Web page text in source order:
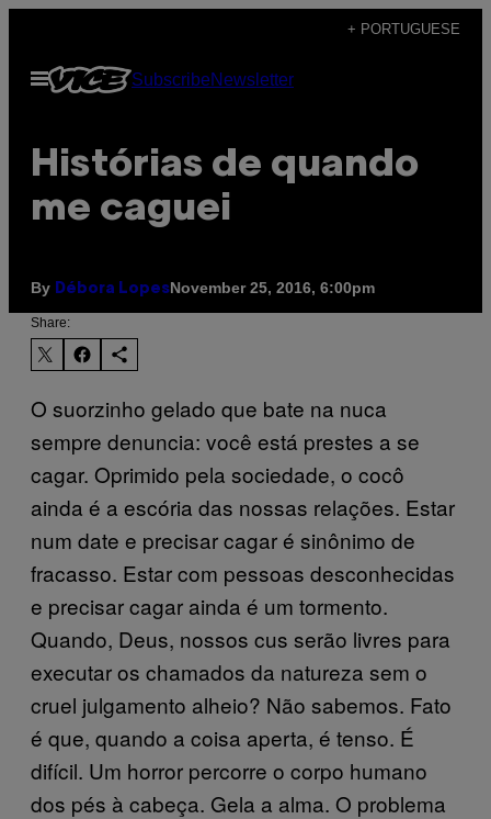
content
+ PORTUGUESE
Open
Menu
SubscribeNewsletter
Histórias de quando
me caguei
By Débora LopesNovember 25, 2016, 6:00pm
Share:
O suorzinho gelado que bate na nuca
sempre denuncia: você está prestes a se
cagar. Oprimido pela sociedade, o cocô
ainda é a escória das nossas relações. Estar
num date e precisar cagar é sinônimo de
fracasso. Estar com pessoas desconhecidas
e precisar cagar ainda é um tormento.
Quando, Deus, nossos cus serão livres para
executar os chamados da natureza sem o
cruel julgamento alheio? Não sabemos. Fato
é que, quando a coisa aperta, é tenso. É
difícil. Um horror percorre o corpo humano
dos pés à cabeça. Gela a alma. O problema